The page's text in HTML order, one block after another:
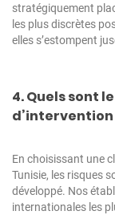
stratégiquement
les plus discrètes
elles s’estompent
4. Quels sont
d’intervention
En choisissant une
Tunisie, les risques
développé. Nos
internationales les